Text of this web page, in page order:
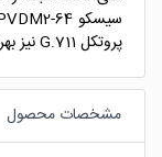
پروتکل G.711 نیز بهره مند شوید.
مشخصات محصول